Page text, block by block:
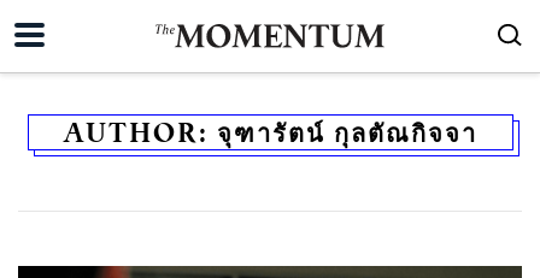
AUTHOR: จุฑารัตน์ กุลตัณกิจจา